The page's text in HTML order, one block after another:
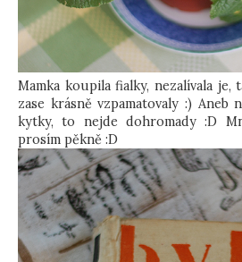
Mamka koupila fialky, nezalívala je,
zase krásně vzpamatovaly :) Aneb
kytky, to nejde dohromady :D
prosím pěkně :D